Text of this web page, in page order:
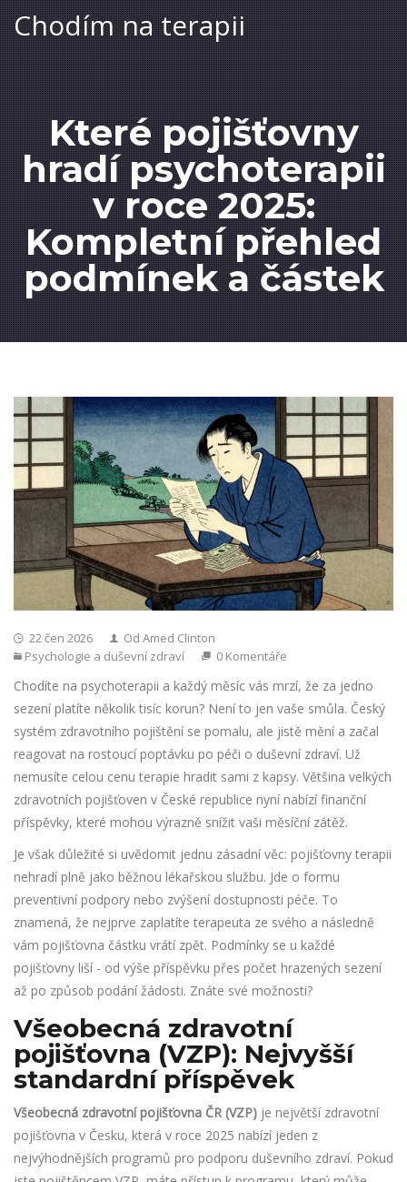
Chodím na terapii
Které pojišťovny
hradí psychoterapii
v roce 2025:
Kompletní přehled
podmínek a částek
22 čen 2026
Od Amed Clinton
Psychologie a duševní zdraví
0 Komentáře
Chodíte na psychoterapii a každý měsíc vás mrzí, že za jedno
sezení platíte několik tisíc korun? Není to jen vaše smůla. Český
systém zdravotního pojištění se pomalu, ale jistě mění a začal
reagovat na rostoucí poptávku po péči o duševní zdraví. Už
nemusíte celou cenu terapie hradit sami z kapsy. Většina velkých
zdravotních pojišťoven v České republice nyní nabízí finanční
příspěvky, které mohou výrazně snížit vaši měsíční zátěž.
Je však důležité si uvědomit jednu zásadní věc: pojišťovny terapii
nehradí plně jako běžnou lékařskou službu. Jde o formu
preventivní podpory nebo zvýšení dostupnosti péče. To
znamená, že nejprve zaplatíte terapeuta ze svého a následně
vám pojišťovna částku vrátí zpět. Podmínky se u každé
pojišťovny liší - od výše příspěvku přes počet hrazených sezení
až po způsob podání žádosti. Znáte své možnosti?
Všeobecná zdravotní
pojišťovna (VZP): Nejvyšší
standardní příspěvek
Všeobecná zdravotní pojišťovna ČR (VZP) je největší zdravotní
pojišťovna v Česku, která v roce 2025 nabízí jeden z
nejvýhodnějších programů pro podporu duševního zdraví. Pokud